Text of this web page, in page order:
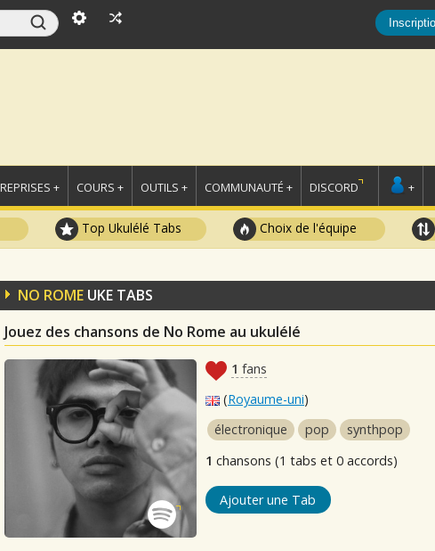
REPRISES + COURS + OUTILS + COMMUNAUTÉ + DISCORD +
Top Ukulélé Tabs Choix de l'équipe
NO ROME UKE TABS
Jouez des chansons de No Rome au ukulélé
1 fans
(Royaume-uni)
électronique
pop
synthpop
1 chansons (1 tabs et 0 accords)
Ajouter une Tab